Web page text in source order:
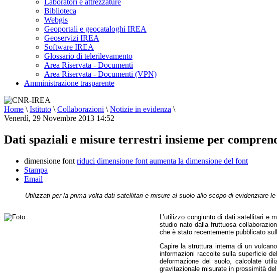
Laboratori e attrezzature
Biblioteca
Webgis
Geoportali e geocataloghi IREA
Geoservizi IREA
Software IREA
Glossario di telerilevamento
Area Riservata - Documenti
Area Riservata - Documenti (VPN)
Amministrazione trasparente
Home \ Istituto \ Collaborazioni \ Notizie in evidenza \
Venerdì, 29 Novembre 2013 14:52
Dati spaziali e misure terrestri insieme per
dimensione font riduci dimensione font aumenta la dimensione del font
Stampa
Email
Utilizzati per la prima volta dati satellitari e misure al suolo allo scopo di evidenziare
L’utilizzo congiunto di dati satellitari e
studio nato dalla fruttuosa
che è stato recentemente pubblicato
Capire la struttura interna di un
informazioni raccolte sulla superficie
deformazione del suolo, calcolate
gravitazionale misurate in prossimità